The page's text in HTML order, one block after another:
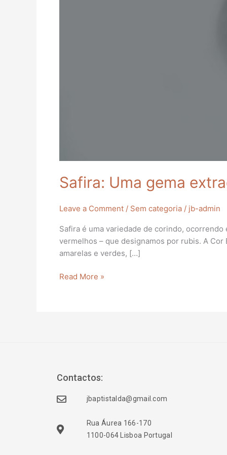
Safira: Uma gema
Leave a Comment / Sem categoria / jb-admin
Safira é uma variedade de corindo, ocorrendo
vermelhos – que designamos por rubis. A
amarelas e verdes, […]
Read More »
Contactos:
jbaptistalda@gmail.com
Rua Áurea 166-170
1100-064 Lisboa Portugal